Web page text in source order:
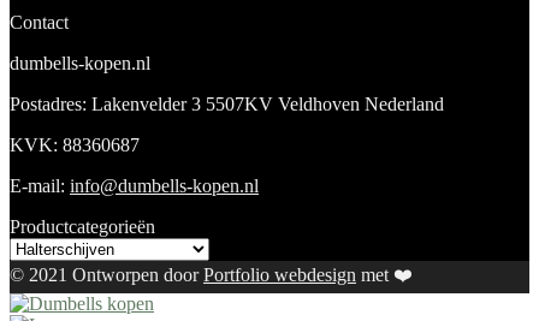
Contact
dumbells-kopen.nl
Postadres: Lakenvelder 3 5507KV Veldhoven Nederland
KVK: 88360687
E-mail: info@dumbells-kopen.nl
Productcategorieën
© 2021 Ontworpen doorPortfolio webdesign met ❤️